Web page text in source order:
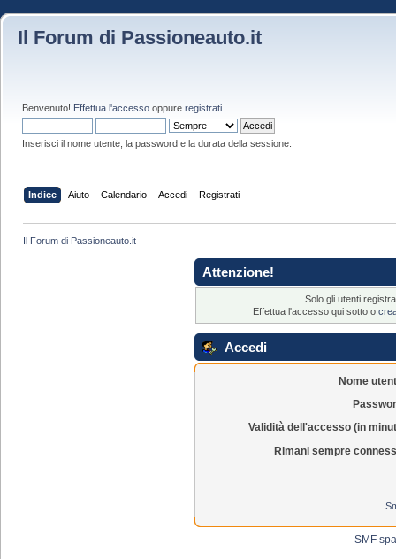
Il Forum di Passioneauto.it
Benvenuto! Effettua l'accesso oppure registrati
Inserisci il nome utente, la password e la durata della sessione.
Indice Aiuto Calendario Accedi Registrati
Il Forum di Passioneauto.it
Attenzione!
Solo gli utenti
Effettua l'accesso qui sotto o
Accedi
Nome
Validità dell'accesso (in
Rimani sempre
SMF